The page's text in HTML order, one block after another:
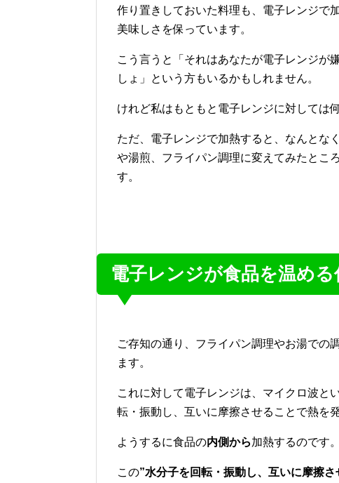
作り置きしておいた料理も、電子レンジで
美味しさを保っています。
こう言うと「それはあなたが電子レンジが
しょ」という方もいるかもしれません。
けれど私はもともと電子レンジに対しては
ただ、電子レンジで加熱すると、なんとな
や湯煎、フライパン調理に変えてみたとこ
す。
電子レンジが食品を温める
ご存知の通り、フライパン調理やお湯での
ます。
これに対して電子レンジは、マイクロ波と
転・振動し、互いに摩擦させることで熱を
ようするに食品の内側から加熱するのです。
この”水分子を回転・振動し、互いに摩擦さ